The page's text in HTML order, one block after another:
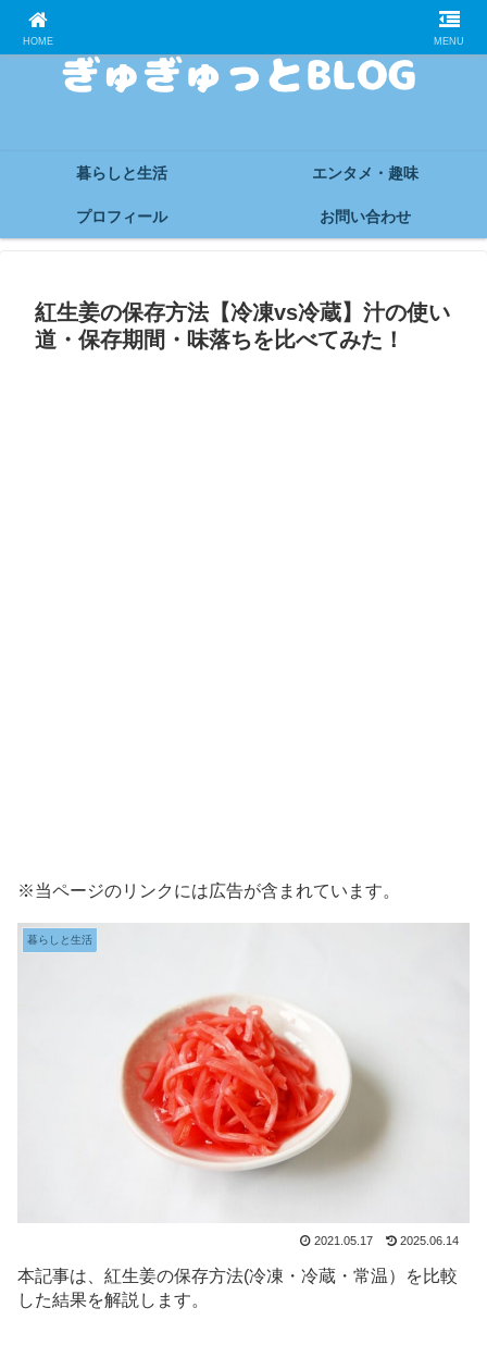
暮らしと生活 エンタメ・趣味
プロフィール お問い合わせ
紅生姜の保存方法【冷凍vs冷蔵】汁の使い
道・保存期間・味落ちを比べてみた！
※当ページのリンクには広告が含まれています。
暮らしと生活
2021.05.17 2025.06.14
本記事は、紅生姜の保存方法(冷凍・冷蔵・常温）を比較
した結果を解説します。
HOME MENU